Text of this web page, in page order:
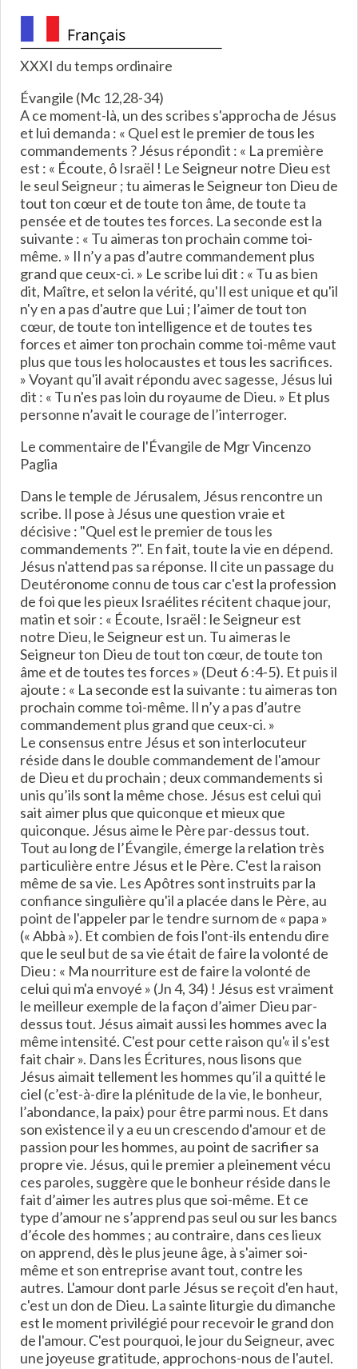
XXXI du temps ordinaire
Évangile (Mc 12,28-34)
A ce moment-là, un des scribes s'approcha de Jésus
et lui demanda : « Quel est le premier de tous les
commandements ? Jésus répondit : « La première
est : « Écoute, ô Israël ! Le Seigneur notre Dieu est
le seul Seigneur ; tu aimeras le Seigneur ton Dieu de
tout ton cœur et de toute ton âme, de toute ta
pensée et de toutes tes forces. La seconde est la
suivante : « Tu aimeras ton prochain comme toi-
même. » Il n’y a pas d’autre commandement plus
grand que ceux-ci. » Le scribe lui dit : « Tu as bien
dit, Maître, et selon la vérité, qu'Il est unique et qu'il
n'y en a pas d'autre que Lui ; l’aimer de tout ton
cœur, de toute ton intelligence et de toutes tes
forces et aimer ton prochain comme toi-même vaut
plus que tous les holocaustes et tous les sacrifices.
» Voyant qu'il avait répondu avec sagesse, Jésus lui
dit : « Tu n'es pas loin du royaume de Dieu. » Et plus
personne n’avait le courage de l’interroger.
Le commentaire de l'Évangile de Mgr Vincenzo
Paglia
Dans le temple de Jérusalem, Jésus rencontre un
scribe. Il pose à Jésus une question vraie et
décisive : "Quel est le premier de tous les
commandements ?". En fait, toute la vie en dépend.
Jésus n'attend pas sa réponse. Il cite un passage du
Deutéronome connu de tous car c'est la profession
de foi que les pieux Israélites récitent chaque jour,
matin et soir : « Écoute, Israël : le Seigneur est
notre Dieu, le Seigneur est un. Tu aimeras le
Seigneur ton Dieu de tout ton cœur, de toute ton
âme et de toutes tes forces » (Deut 6 :4-5). Et puis il
ajoute : « La seconde est la suivante : tu aimeras ton
prochain comme toi-même. Il n’y a pas d’autre
commandement plus grand que ceux-ci. »
Le consensus entre Jésus et son interlocuteur
réside dans le double commandement de l'amour
de Dieu et du prochain ; deux commandements si
unis qu’ils sont la même chose. Jésus est celui qui
sait aimer plus que quiconque et mieux que
quiconque. Jésus aime le Père par-dessus tout.
Tout au long de l’Évangile, émerge la relation très
particulière entre Jésus et le Père. C'est la raison
même de sa vie. Les Apôtres sont instruits par la
confiance singulière qu'il a placée dans le Père, au
point de l'appeler par le tendre surnom de « papa »
(« Abbà »). Et combien de fois l'ont-ils entendu dire
que le seul but de sa vie était de faire la volonté de
Dieu : « Ma nourriture est de faire la volonté de
celui qui m'a envoyé » (Jn 4, 34) ! Jésus est vraiment
le meilleur exemple de la façon d’aimer Dieu par-
dessus tout. Jésus aimait aussi les hommes avec la
même intensité. C'est pour cette raison qu'« il s'est
fait chair ». Dans les Écritures, nous lisons que
Jésus aimait tellement les hommes qu’il a quitté le
ciel (c’est-à-dire la plénitude de la vie, le bonheur,
l’abondance, la paix) pour être parmi nous. Et dans
son existence il y a eu un crescendo d'amour et de
passion pour les hommes, au point de sacrifier sa
propre vie. Jésus, qui le premier a pleinement vécu
ces paroles, suggère que le bonheur réside dans le
fait d’aimer les autres plus que soi-même. Et ce
type d’amour ne s’apprend pas seul ou sur les bancs
d’école des hommes ; au contraire, dans ces lieux
on apprend, dès le plus jeune âge, à s'aimer soi-
même et son entreprise avant tout, contre les
autres. L'amour dont parle Jésus se reçoit d'en haut,
c'est un don de Dieu. La sainte liturgie du dimanche
est le moment privilégié pour recevoir le grand don
de l'amour. C'est pourquoi, le jour du Seigneur, avec
une joyeuse gratitude, approchons-nous de l'autel.